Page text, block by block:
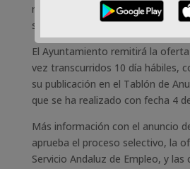
realizar la oportuna inscripción y/o
sus datos en el SAE.
El Ayuntamiento remitirá la oferta
vez transcurridos 10 día hábiles,
su publicación en el Tablón de
que se ha realizado con fecha 4
Más información con el anuncio
aprueba el proceso selectivo, la
Servicio Andaluz de Empleo, y